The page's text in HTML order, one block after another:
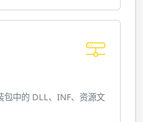
中的 DLL、INF、资源文